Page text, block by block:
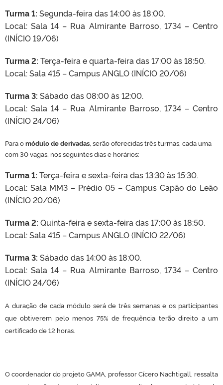
Turma 1: Segunda-feira das 14:00 às 18:00.
Local: Sala 14 – Rua Almirante Barroso, 1734 – Centro
(INÍCIO 19/06)
Turma 2: Terça-feira e quarta-feira das 17:00 às 18:50.
Local: Sala 415 – Campus ANGLO (INÍCIO 20/06)
Turma 3: Sábado das 08:00 às 12:00.
Local: Sala 14 – Rua Almirante Barroso, 1734 – Centro
(INÍCIO 24/06)
Para omódulo de derivadas , serão oferecidas três turmas , cada uma
com 30 vagas, nos seguintes dias e horários:
Turma 1: Terça-feira e sexta-feira das 13:30 às 15:30.
Local: Sala MM3 – Prédio 05 – Campus Capão do Leão
(INÍCIO 20/06)
Turma 2: Quinta-feira e sexta-feira das 17:00 às 18:50.
Local: Sala 415 – Campus ANGLO (INÍCIO 22/06)
Turma 3: Sábado das 14:00 às 18:00.
Local: Sala 14 – Rua Almirante Barroso, 1734 – Centro
(INÍCIO 24/06)
A duração de cada módulo será de três semanas e os participantes
que obtiverem pelo menos 75% de frequência terão direito a um
certificado de 12 horas.
O coordenador do projeto GAMA, professor Cícero Nachtigall, ressalta